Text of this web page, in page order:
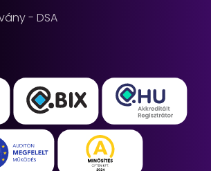
- DSA